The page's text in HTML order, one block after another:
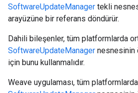
SoftwareUpdateManager tekli
arayüzüne bir referans döndürür.
Dahili bileşenler, tüm platformlarda
SoftwareUpdateManager nesnesinin
için bunu kullanmalıdır.
Weave uygulaması, tüm